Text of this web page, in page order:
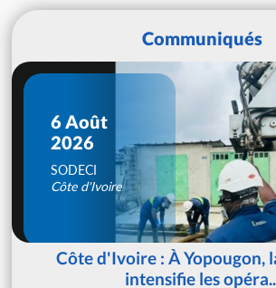
Communiqués
6 Août
2026
SODECI
Côte d'Ivoire
Côte d'Ivoire : À Yopougon,
intensifie les